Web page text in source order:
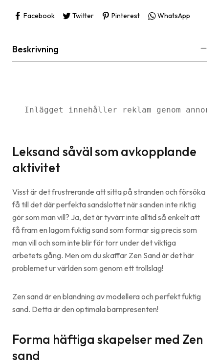
Facebook Twitter Pinterest WhatsApp
Beskrivning
Inlägget innehåller reklam genom
Leksand såväl som avkopplande
aktivitet
Visst är det frustrerande att sitta på stranden och försöka
få till det där perfekta sandslottet när sanden inte riktig
gör som man vill? Ja, det är tyvärr inte alltid så enkelt att
få fram en lagom fuktig sand som formar sig precis som
man vill och som inte blir för torr under det viktiga
arbetets gång. Men om du skaffar Zen Sand är det här
problemet ur världen som genom ett trollslag!
Zen sand är en blandning av modellera och perfekt fuktig
sand. Detta är den optimala barnpresenten!
Forma häftiga skapelser med Zen
sand